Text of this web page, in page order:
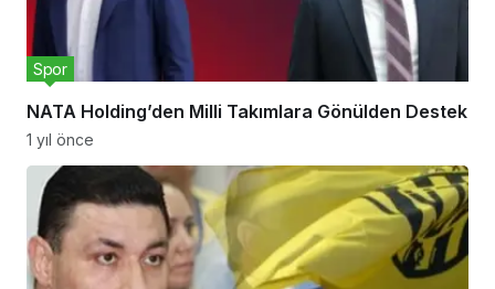
NATA Holding’den Milli Takımlara Gönülden Destek
Spor
1 yıl önce